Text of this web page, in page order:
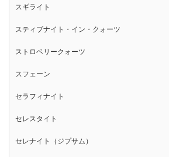
スギライト
スティブナイト・イン・クォーツ
ストロベリークォーツ
スフェーン
セラフィナイト
セレスタイト
セレナイト（ジプサム）